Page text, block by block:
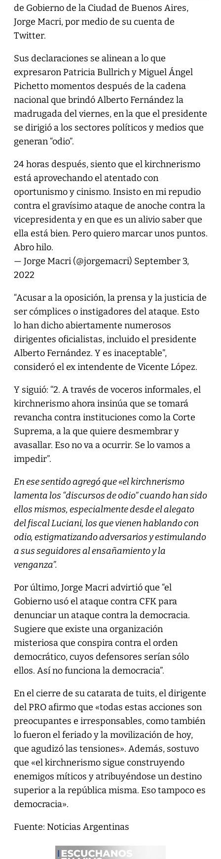
de Gobierno de la Ciudad de Buenos Aires,
Jorge Macri, por medio de su cuenta de
Twitter.
Sus declaraciones se alinean a lo que
expresaron Patricia Bullrich y Miguel Ángel
Pichetto momentos después de la cadena
nacional que brindó Alberto Fernández la
madrugada del viernes, en la que el presidente
se dirigió a los sectores políticos y medios que
generan “odio”.
24 horas después, siento que el kirchnerismo
está aprovechando el atentado con
oportunismo y cinismo. Insisto en mi repudio
contra el gravísimo ataque de anoche contra la
vicepresidenta y en que es un alivio saber que
ella está bien. Pero quiero marcar unos puntos.
Abro hilo.
— Jorge Macri (@jorgemacri) September 3,
2022
“Acusar a la oposición, la prensa y la justicia de
ser cómplices o instigadores del ataque. Esto
lo han dicho abiertamente numerosos
dirigentes oficialistas, incluido el presidente
Alberto Fernández. Y es inaceptable”,
consideró el ex intendente de Vicente López.
Y siguió: “2. A través de voceros informales, el
kirchnerismo ahora insinúa que se tomará
revancha contra instituciones como la Corte
Suprema, a la que quiere desmembrar y
avasallar. Eso no va a ocurrir. Se lo vamos a
impedir”.
En ese sentido agregó que «el kirchnerismo
lamenta los “discursos de odio” cuando han sido
ellos mismos, especialmente desde el alegato
del fiscal Luciani, los que vienen hablando con
odio, estigmatizando adversarios y estimulando
a sus seguidores al ensañamiento y la
venganza”.
Por último, Jorge Macri advirtió que “el
Gobierno usó el ataque contra CFK para
denunciar un ataque contra la democracia.
Sugiere que existe una organización
misteriosa que conspira contra el orden
democrático, cuyos defensores serían sólo
ellos. Así no funciona la democracia”.
En el cierre de su catarata de tuits, el dirigente
del PRO afirmo que «todas estas acciones son
preocupantes e irresponsables, como también
lo fueron el feriado y la movilización de hoy,
que agudizó las tensiones». Además, sostuvo
que «el kirchnerismo sigue construyendo
enemigos míticos y atribuyéndose un destino
superior a la república misma. Eso tampoco es
democracia».
Fuente: Noticias Argentinas